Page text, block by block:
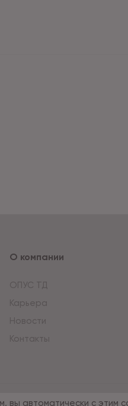
О компании
ОПУС ТД
Карьера
Новости
Контакты
вы автоматически с этим